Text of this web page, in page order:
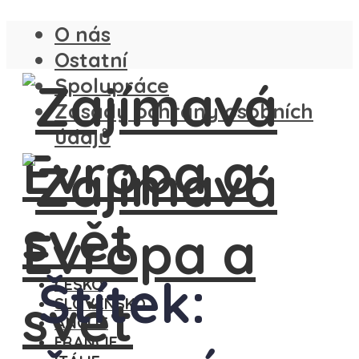
O nás
Ostatní
Spolupráce
Zásady ochrany osobních
údajů
ČESKO
SLOVENSKO
ANGLIE
FRANCIE
Štítek: